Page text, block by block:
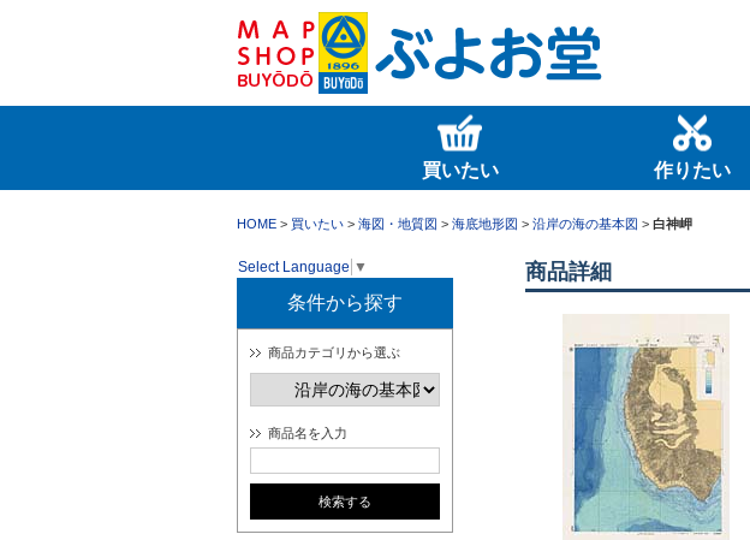
買いたい 作りたい
HOME > 買いたい > 海図・地質図 > 海底地形図 > 沿岸の海の基本図 > 白神岬
Select Language ▼
条件から探す
商品カテゴリから選ぶ
商品名を入力
商品詳細